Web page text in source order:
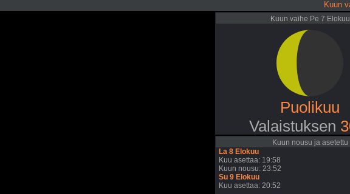
Kuun
Kuun vaihe Pe 7 Elokuu
Puolikuu
Valaistuksen
Kuun nousu ja asetettu
La 8 Elokuu
Kuu asettaa: 19:58
Kuun nousu: 23:52
Su 9 Elokuu
Kuu asettaa: 20:52